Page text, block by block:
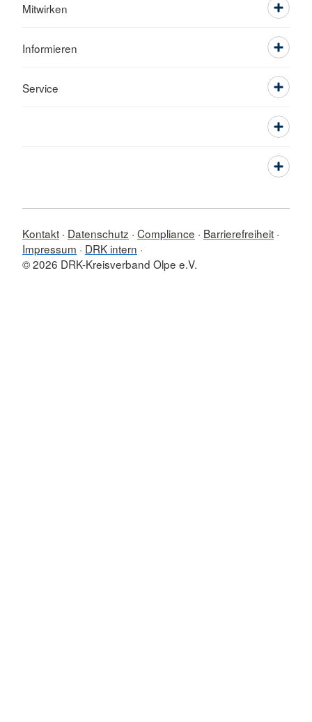
Mitwirken
Informieren
Service
Kontakt Datenschutz Compliance
Barrierefreiheit
Impressum
DRK intern
© 2026 DRK-Kreisverband Olpe e.V.